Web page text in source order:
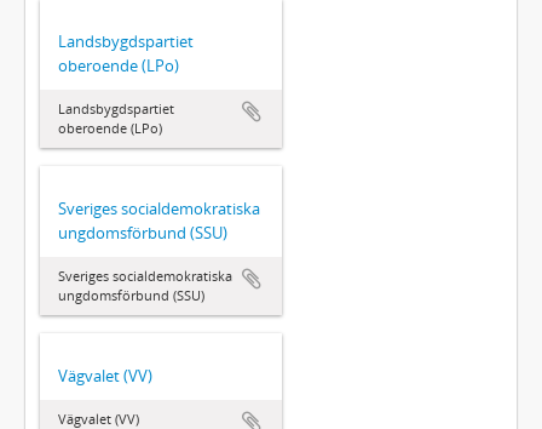
Landsbygdspartiet
oberoende (LPo)
Landsbygdspartiet
oberoende (LPo)
Sveriges socialdemokratiska
ungdomsförbund (SSU)
Sveriges socialdemokratiska
ungdomsförbund (SSU)
Vägvalet (VV)
Vägvalet (VV)